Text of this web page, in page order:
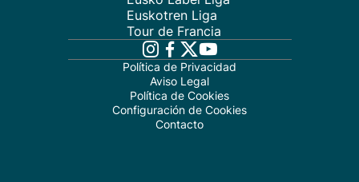
Euskotren Liga
Tour de Francia
Política de Privacidad
Aviso Legal
Política de Cookies
Configuración de Cookies
Contacto